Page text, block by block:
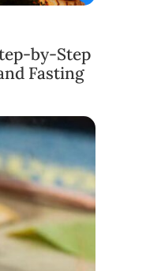
by-Step
Fasting